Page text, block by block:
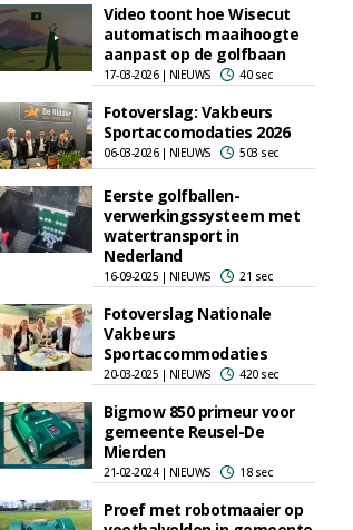
Video toont hoe Wisecut
automatisch maaihoogte
aanpast op de golfbaan
17-03-2026 | NIEUWS 40 sec
Fotoverslag: Vakbeurs
Sportaccomodaties 2026
06-03-2026 | NIEUWS 503 sec
Eerste golfballen-
verwerkingssysteem met
watertransport in
Nederland
16-09-2025 | NIEUWS 21 sec
Fotoverslag Nationale
Vakbeurs
Sportaccommodaties
20-03-2025 | NIEUWS 420 sec
Bigmow 850 primeur voor
gemeente Reusel-De
Mierden
21-02-2024 | NIEUWS 18 sec
Proef met robotmaaier op